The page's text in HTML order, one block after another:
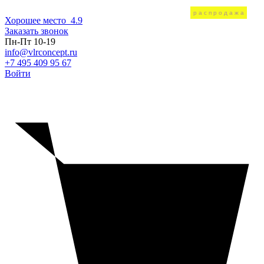
Хорошее место 4.9
Заказать звонок
Пн-Пт 10-19
info@vlrconcept.ru
+7 495 409 95 67
Войти
распродажа